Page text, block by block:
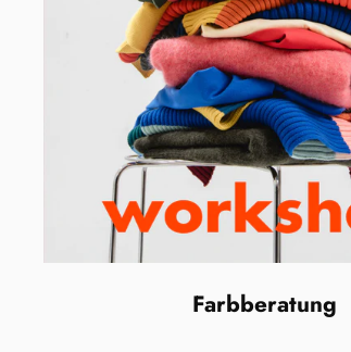
Farbberatung